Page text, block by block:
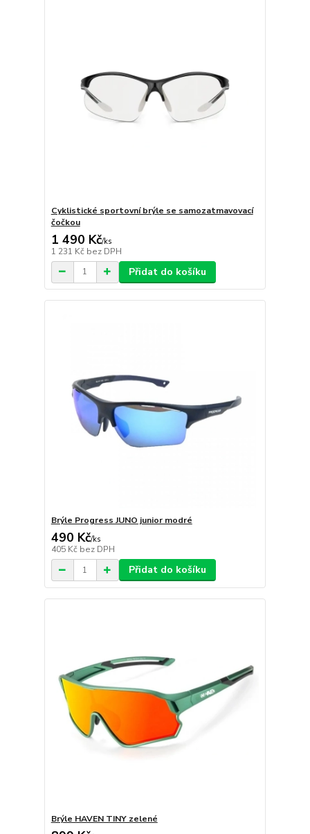
Cyklistické sportovní brýle se samozatmavovací
čočkou
1 490 Kč/ks
1 231 Kč bez DPH
Přidat do košíku
Brýle Progress JUNO junior modré
490 Kč/ks
405 Kč bez DPH
Přidat do košíku
Brýle HAVEN TINY zelené